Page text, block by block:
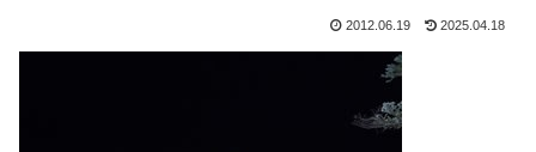
2012.06.19 2025.04.18